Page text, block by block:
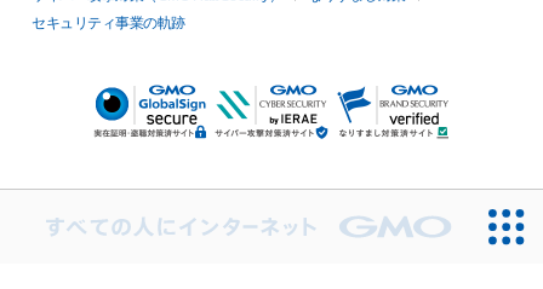
セキュリティ事業の軌跡